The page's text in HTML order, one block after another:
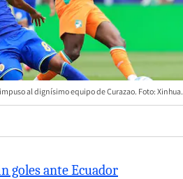
al dignísimo equipo de Curazao. Foto: Xinhua.
goles ante Ecuador